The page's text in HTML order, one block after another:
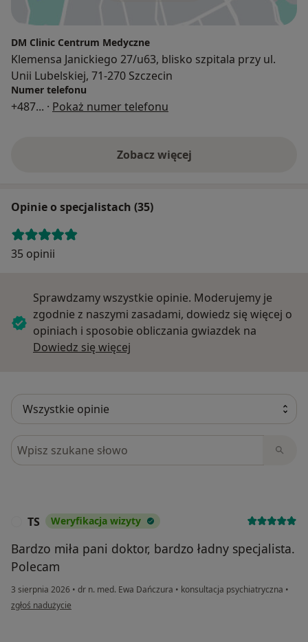
DM Clinic Centrum Medyczne
Klemensa Janickiego 27/u63, blisko szpitala przy ul.
Unii Lubelskiej, 71-270 Szczecin
Numer telefonu
+487... · Pokaż numer telefonu
Zobacz więcej
Opinie o specjalistach (35)
35 opinii
Sprawdzamy wszystkie opinie. Moderujemy je
zgodnie z naszymi zasadami, dowiedz się więcej o
opiniach i sposobie obliczania gwiazdek na
Dowiedz się więcej
Szukaj w opiniach
TS Weryfikacja wizyty
Bardzo miła pani doktor, bardzo ładny specjalista.
Polecam
3 sierpnia 2026 • dr n. med. Ewa Dańczura • konsultacja psychiatryczna •
w opinii użytkownika TS
zgłoś nadużycie